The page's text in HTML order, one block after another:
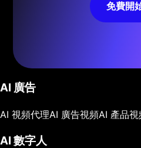
免費開
AI 廣告
AI 視頻代理AI 廣告視頻AI 產品視
AI 數字人